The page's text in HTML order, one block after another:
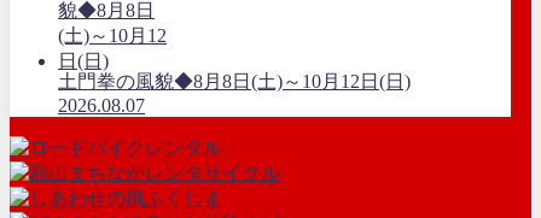
土門拳の風貌◆8月8日(土)～10月12日(日)
2026.08.07